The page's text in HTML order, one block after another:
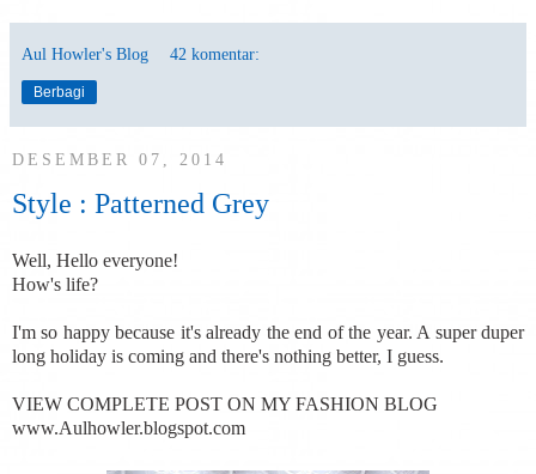
Aul Howler's Blog 42 komentar:
Berbagi
DESEMBER 07, 2014
Style : Patterned Grey
Well, Hello everyone!
How's life?
I'm so happy because it's already the end of the year. A super duper
long holiday is coming and there's nothing better, I guess.
VIEW COMPLETE POST ON MY FASHION BLOG
www.Aulhowler.blogspot.com